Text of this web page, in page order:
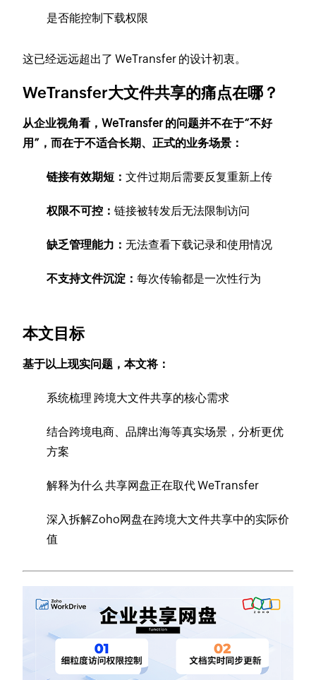
是否能控制下载权限
这已经远远超出了 WeTransfer 的设计初衷。
WeTransfer大文件共享的痛点在哪？
从企业视角看，WeTransfer 的问题并不在于“不好
用”，而在于不适合长期、正式的业务场景：
链接有效期短：文件过期后需要反复重新上传
权限不可控：链接被转发后无法限制访问
缺乏管理能力：无法查看下载记录和使用情况
不支持文件沉淀：每次传输都是一次性行为
本文目标
基于以上现实问题，本文将：
系统梳理 跨境大文件共享的核心需求
结合跨境电商、品牌出海等真实场景，分析更优
方案
解释为什么 共享网盘正在取代 WeTransfer
深入拆解Zoho网盘在跨境大文件共享中的实际价
值